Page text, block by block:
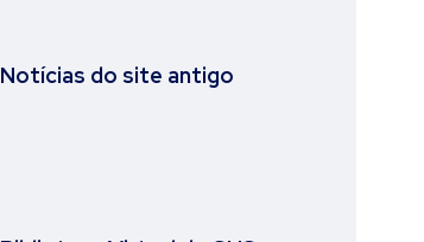
Notícias do site antigo